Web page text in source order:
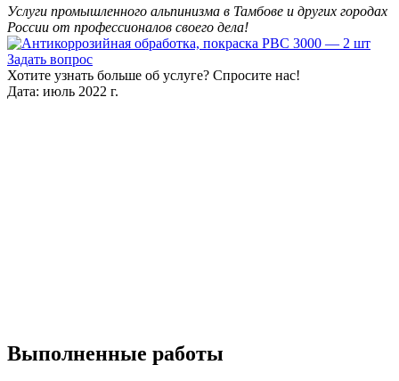
Услуги промышленного альпинизма в Тамбове и других городах
России от профессионалов своего дела!
Задать вопрос
Хотите узнать больше об услуге? Спросите нас!
Дата: июль 2022 г.
Выполненные работы